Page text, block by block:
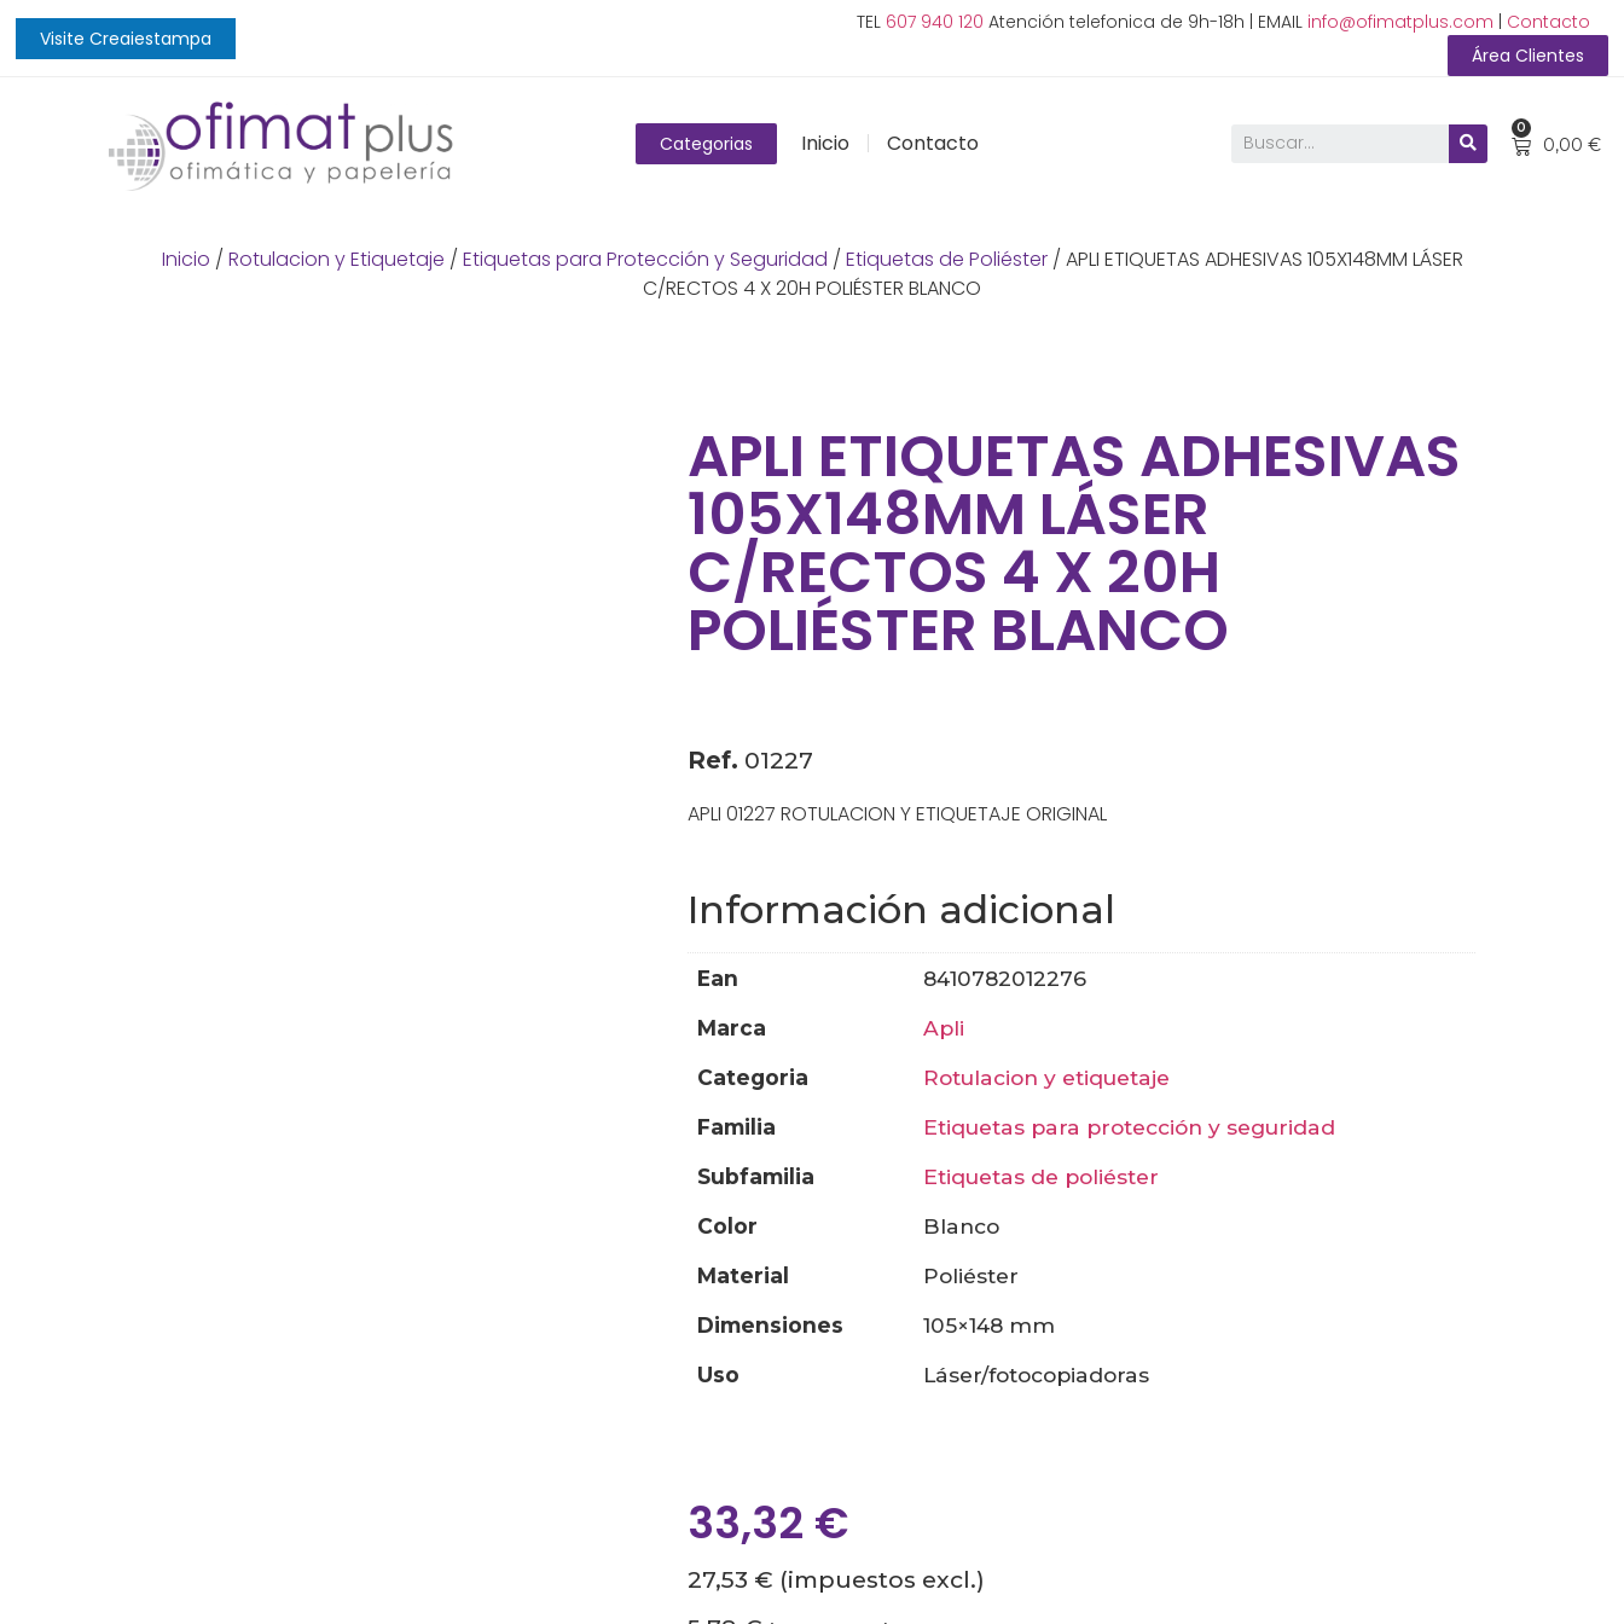
Visite Creaiestampa
TEL 607 940 120 Atención telefonica de 9h-18h | EMAIL info@ofimatplus.com
Contacto
Área Clientes
Categorias Inicio Contacto 0,00 €
0
Inicio / Rotulacion y Etiquetaje / Etiquetas para Protección y Seguridad / Etiquetas de Poliéster/ APLI ETIQUETAS ADHESIVAS 105X148MM LÁSER
C/RECTOS 4 X 20H POLIÉSTER BLANCO
APLI ETIQUETAS ADHESIVAS
105X148MM LÁSER
C/RECTOS 4 X 20H
POLIÉSTER BLANCO
Ref. 01227
APLI 01227 ROTULACION Y ETIQUETAJE ORIGINAL
Información adicional
ean
8410782012276
marca
apli
categoria
rotulacion y etiquetaje
familia
etiquetas para protección y seguridad
subfamilia
etiquetas de poliéster
color
blanco
material
poliéster
dimensiones
105×148 mm
uso
láser/fotocopiadoras
33,32 €
27,53 € (impuestos excl.)